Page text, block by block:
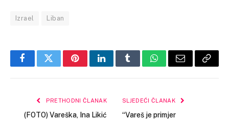
Izrael Liban
FacebookTwitterPinterestLinkedInTumblrWhatsApp
Email Copy
PRETHODNI ČLANAK
(FOTO) Vareška, Ina Likić
SLJEDEĆI ČLANAK
“Vareš je primjer